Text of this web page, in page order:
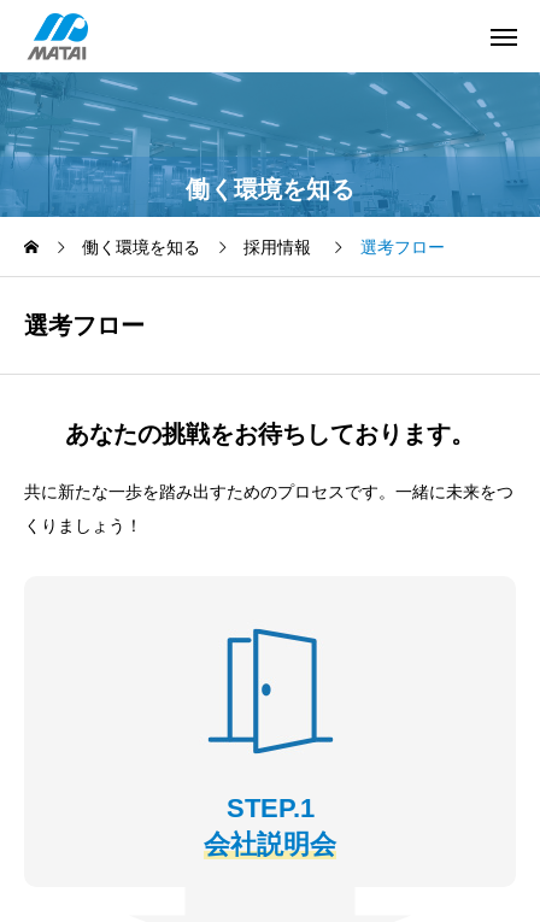
働く環境を知る
働く環境を知る 採用情報 選考フロー
選考フロー
あなたの挑戦をお待ちしております。
共に新たな一歩を踏み出すためのプロセスです。 一緒に未来をつ
くりましょう！
STEP.1
会社説明会